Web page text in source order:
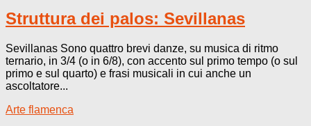
Struttura dei palos: Sevillanas
Sevillanas Sono quattro brevi danze, su musica di ritmo
ternario, in 3/4 (o in 6/8), con accento sul primo tempo (o sul
primo e sul quarto) e frasi musicali in cui anche un
ascoltatore...
Arte flamenca